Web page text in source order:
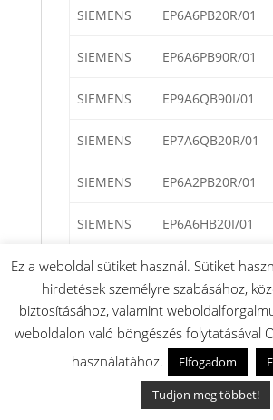
SIEMENS EP6A6PB20R/01
SIEMENS EP6A6PB90R/01
SIEMENS EP9A6QB90I/01
SIEMENS EP7A6QB20R/01
SIEMENS EP6A2PB20R/01
SIEMENS EP6A6HB20I/01
SIEMENS EP6A6HB20R/01
SIEMENS EC9A5SB90I/01
EC6A5IB90R/01
EC6A5HC90R/01
Ez a weboldal sütiket használ. Sütiket
hirdetések személyre szabásához,
biztosításához, valamint
weboldalon való böngészés folytatásával
használatához.
Elfogadom
Tudjon meg többet!